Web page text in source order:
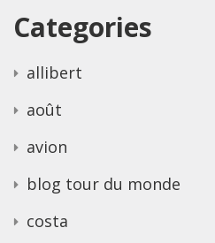
Categories
allibert
août
avion
blog tour du monde
costa